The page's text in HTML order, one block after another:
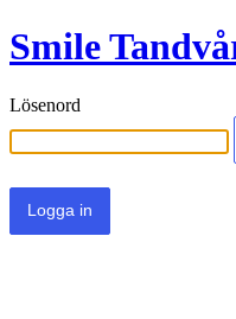
Smile
Lösenord